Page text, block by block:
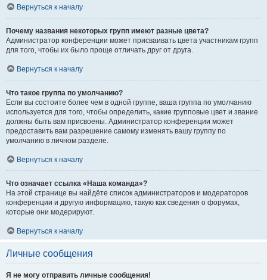
Вернуться к началу
Почему названия некоторых групп имеют разные цвета?
Администратор конференции может присваивать цвета участникам групп
для того, чтобы их было проще отличать друг от друга.
Вернуться к началу
Что такое группа по умолчанию?
Если вы состоите более чем в одной группе, ваша группа по умолчанию
используется для того, чтобы определить, какие групповые цвет и звание
должны быть вам присвоены. Администратор конференции может
предоставить вам разрешение самому изменять вашу группу по
умолчанию в личном разделе.
Вернуться к началу
Что означает ссылка «Наша команда»?
На этой странице вы найдёте список администраторов и модераторов
конференции и другую информацию, такую как сведения о форумах,
которые они модерируют.
Вернуться к началу
Личные сообщения
Я не могу отправить личные сообщения!